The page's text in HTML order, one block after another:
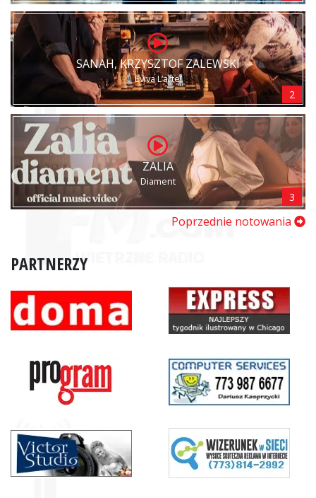
SANAH, KRZYSZTOF ZALEWSKI
Eviva L’arte!
2
ZALIA
Diament
3
Poprzednie notowania
PARTNERZY